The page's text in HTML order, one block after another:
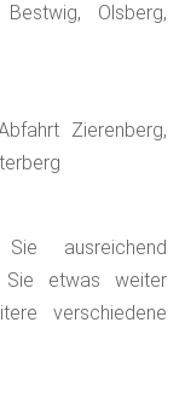
Olsberg,
Zierenberg,
ausreichend
Sie etwas weiter
verschiedene